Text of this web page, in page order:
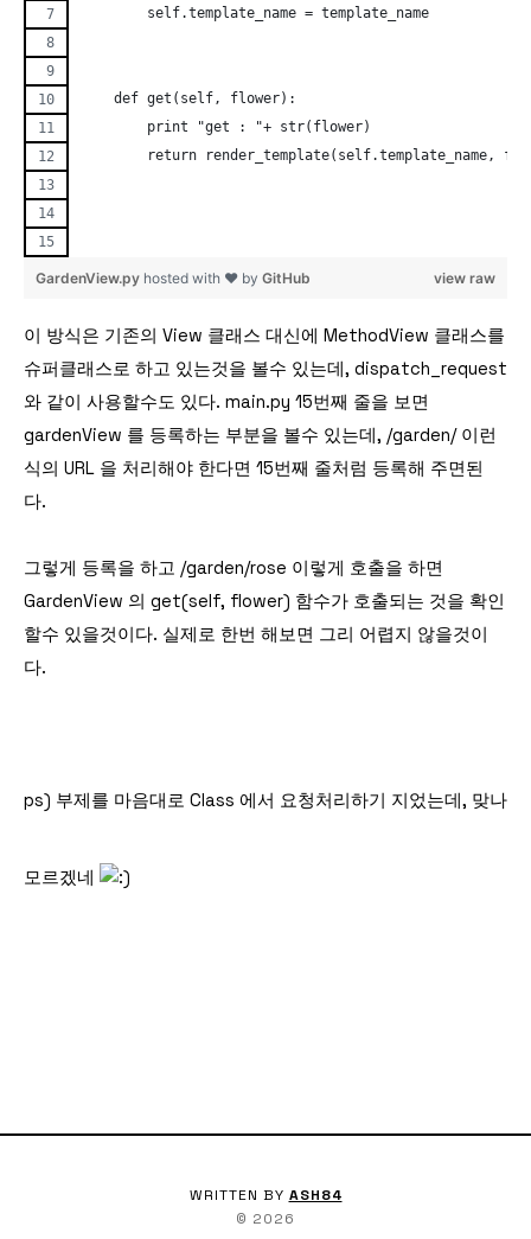
        self.template_name = template_name
    def get(self, flower):
        print "get : "+ str(flower)
return render_template(self.template_name,
view raw
GardenView.py hosted with ❤ by GitHub
이 방식은 기존의 View 클래스 대신에 MethodView 클래스를
슈퍼클래스로 하고 있는것을 볼수 있는데, dispatch_request
와 같이 사용할수도 있다. main.py 15번째 줄을 보면
gardenView 를 등록하는 부분을 볼수 있는데, /garden/이런
식의 URL 을 처리해야 한다면 15번째 줄처럼 등록해 주면된
다.
그렇게 등록을 하고 /garden/rose 이렇게 호출을 하면
GardenView 의 get(self, flower) 함수가 호출되는 것을 확인
할수 있을것이다. 실제로 한번 해보면 그리 어렵지 않을것이
다.
ps) 부제를 마음대로 Class 에서 요청처리하기 지었는데, 맞나
모르겠네
WRITTEN BY ASH84
© 2026